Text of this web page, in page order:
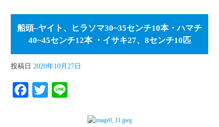
船頭–ヤイト、ヒラソマ30~35センチ10本・ハマチ
40~45センチ12本 ・イサキ27、8センチ10匹
投稿日 2020年10月27日
Fa T